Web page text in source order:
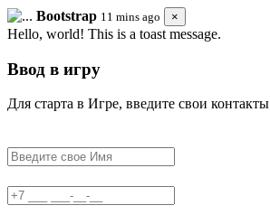
Bootstrap 11 mins ago ×
Hello, world! This is a toast message.
Ввод в игру
Для старта в Игре, введите свои контакты